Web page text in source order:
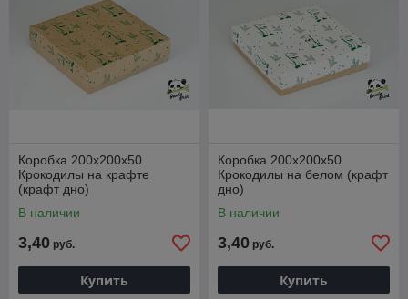
Коробка 200х200х50
Крокодилы на крафте
(крафт дно)
В наличии
3,40 руб.
Купить
Коробка 200х200х50
Крокодилы на белом (крафт
дно)
В наличии
3,40 руб.
Купить